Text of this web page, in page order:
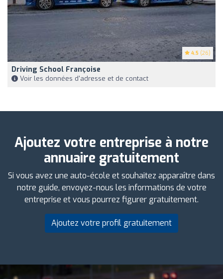
4.5 (26)
Driving School Françoise
Voir les données d'adresse et de contact
Ajoutez votre entreprise à notre
annuaire gratuitement
Si vous avez une auto-école et souhaitez apparaître dans
notre guide, envoyez-nous les informations de votre
entreprise et vous pourrez figurer gratuitement.
Ajoutez votre profil gratuitement